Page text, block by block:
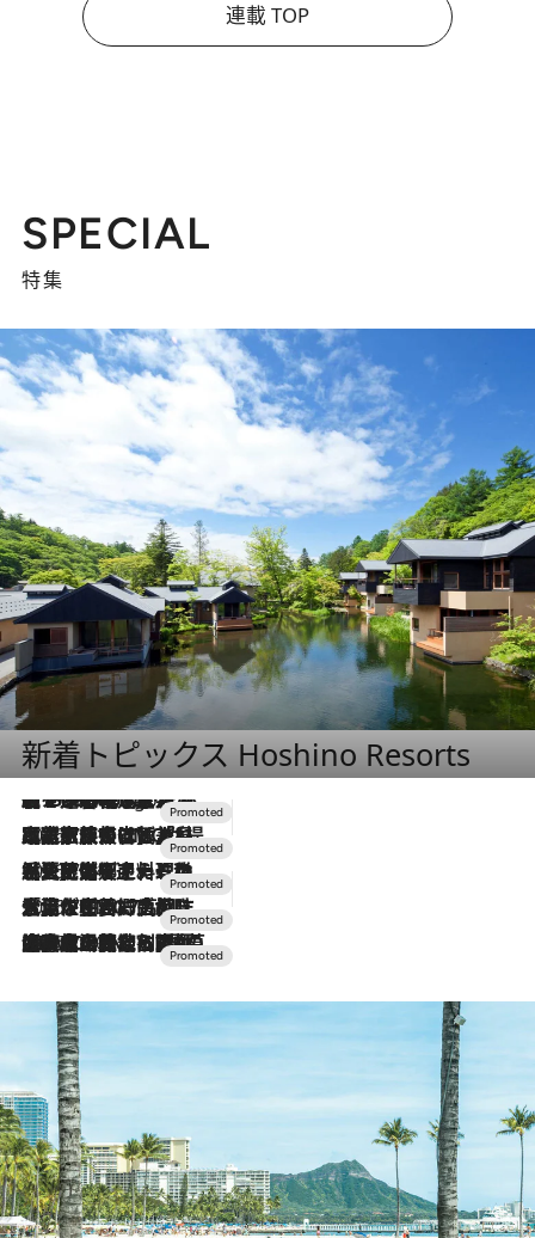
連載 TOP
SPECIAL
特集
新着トピックス Hoshino Resorts
4 Hours Ago
【トンボの足水浴】ヒノキの香りに包まれて涼感マックス！約13℃の湧水かけ流しを避暑地「星野温泉 トンボの湯」で体験
2026.7.31
【ホテル帰省】という選択肢をOMOが提案。家族とほどよい距離を保つには「昼は実家、夜は気兼ねなくホテルで！」
2026.7.24
【夏限定ディナーコース】旬を迎える稚鮎や花ズッキーニなどをイタリア・トスカーナの郷土料理の手法で満喫！
2026.7.17
「土佐和ハーブかき氷」がOMO7高知に登場！生姜、山椒、大葉など目にも舌にも涼を呼ぶ郷土の味
2026.7.10
NEW OPEN！【界 草津】名湯の地に誕生。趣の異なる2種の温泉と上州ならではの会席・蕎麦割烹など美食を味わう究極の癒やし旅